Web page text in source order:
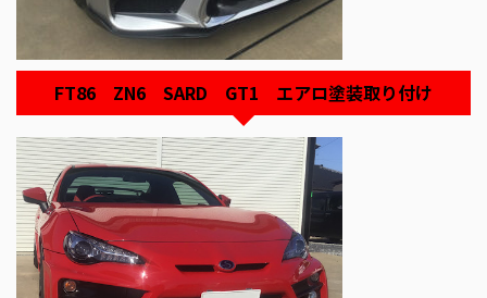
FT86 ZN6 SARD GT1 エアロ塗装取り付け